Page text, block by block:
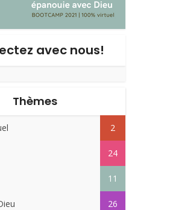
avec nous!
Thèmes
2
24
11
26